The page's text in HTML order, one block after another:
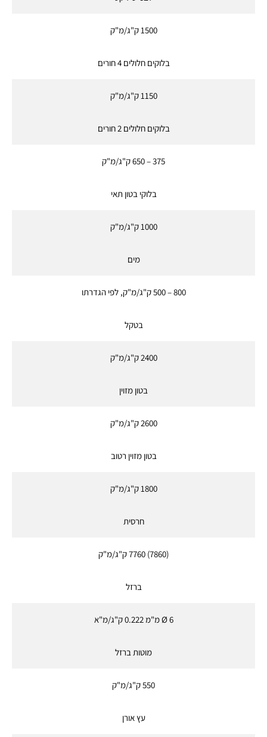
1500 ק"ג/מ"ק
בלוקים חלולים 4 חורים
1150 ק"ג/מ"ק
בלוקים חלולים 2 חורים
375 – 650 ק"ג/מ"ק
בלוקי בטון תאי
1000 ק"ג/מ"ק
מים
800 – 500 ק"ג/מ"ק, לפי הגדרתו
בטקל
2400 ק"ג/מ"ק
בטון מזוין
2600 ק"ג/מ"ק
בטון מזוין רטוב
1800 ק"ג/מ"ק
חרסית
(7860) 7760 ק"ג/מ"ק
ברזל
Ø 6 מ"מ 0.222 ק"ג/מ"א
מוטות ברזל
550 ק"ג/מ"ק
עץ אורן